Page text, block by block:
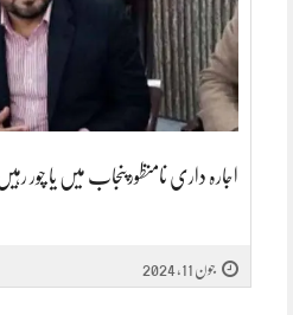
اجارہ داری نامنظورپنجاب میں یا چور
جون 11, 2024